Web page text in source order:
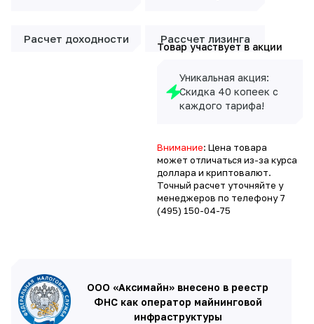
Расчет доходности Рассчет лизинга
Товар участвует в акции
Уникальная акция:
Скидка 40 копеек с
каждого тарифа!
Внимание: Цена товара
может отличаться из-за курса
доллара и криптовалют.
Точный расчет уточняйте у
менеджеров по телефону7
(495) 150-04-75
ООО «Аксимайн» внесено в реестр
ФНС как оператор майнинговой
инфраструктуры